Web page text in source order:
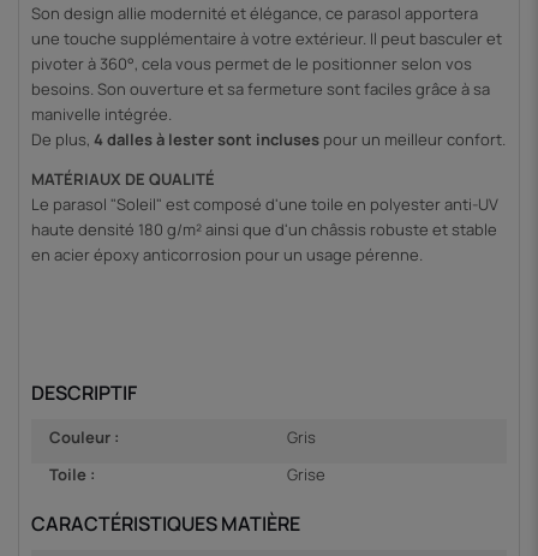
Son design allie modernité et élégance, ce parasol apportera
une touche supplémentaire à votre extérieur. Il peut basculer et
pivoter à 360°, cela vous permet de le positionner selon vos
besoins. Son ouverture et sa fermeture sont faciles grâce à sa
manivelle intégrée.
De plus, 4 dalles à lester sont incluses pour un meilleur confort.
MATÉRIAUX DE QUALITÉ
Le parasol "Soleil" est composé d'une toile en polyester anti-UV
haute densité 180 g/m² ainsi que d'un châssis robuste et stable
en acier époxy anticorrosion pour un usage pérenne.
DESCRIPTIF
Couleur :
Gris
Toile :
Grise
CARACTÉRISTIQUES MATIÈRE